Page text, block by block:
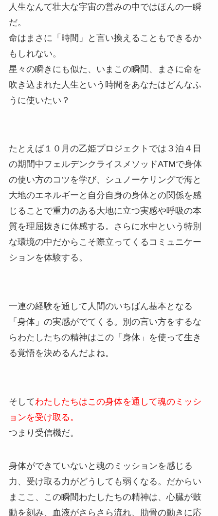
人生なんて壮大な宇宙の営みの中ではほんの一瞬
だ。
命はまさに「時間」と言い換えることもできるか
もしれない。
星々の瞬きにも似た、いまこの瞬間、まさに命を
吹き込まれた人生という時間をあなたはどんなふ
うに使いたい？
たとえば１０月の乙姫プロジェクトでは３泊４日
の期間中フェルデンクライスメソッドATMで身体
の使い方のコツを学び、シュノーケリングで海と
大地のエネルギーと自分自身の身体との関係を感
じることで重力のある大地に立つ実感や呼吸の本
質を理屈抜きに体感する。さらに水中という特別
な環境の中だからこそ際立ってくるコミュニケー
ションを体験する。
一連の経験を通して人間のいちばん基本となる
「身体」の実感がでてくる。別の言い方をするな
らわたしたちの精神はこの「身体」を使って生き
る覚悟を決めるんだよね。
そしてわたしたちはこの身体を通して魂のミッシ
ョンを受け取る。
つまり受信機だ。
身体ができていないと魂のミッションを感じる
力、受け取る力がどうしても弱くなる。だからい
まここ、この瞬間わたしたちの精神は、心臓が鼓
動を刻み、血液がさらさら流れ、肋骨の動きに応